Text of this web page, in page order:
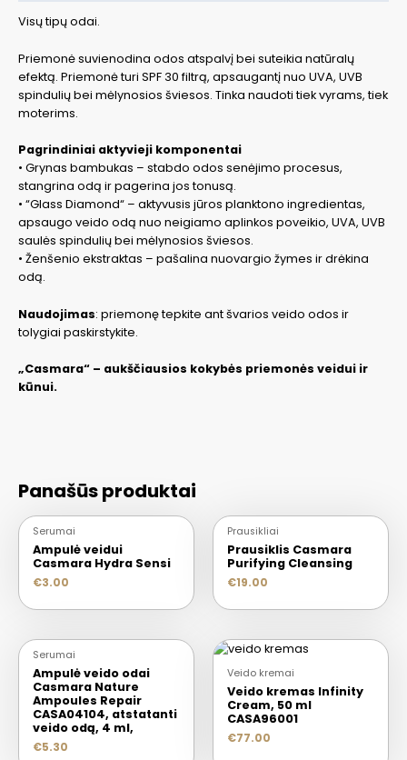
Visų tipų odai.
Priemonė suvienodina odos atspalvį bei suteikia natūralų
efektą. Priemonė turi SPF 30 filtrą, apsaugantį nuo UVA, UVB
spindulių bei mėlynosios šviesos. Tinka naudoti tiek vyrams, tiek
moterims.
Pagrindiniai aktyvieji komponentai
• Grynas bambukas – stabdo odos senėjimo procesus,
stangrina odą ir pagerina jos tonusą.
• “Glass Diamond“ – aktyvusis jūros planktono ingredientas,
apsaugo veido odą nuo neigiamo aplinkos poveikio, UVA, UVB
saulės spindulių bei mėlynosios šviesos.
• Ženšenio ekstraktas – pašalina nuovargio žymes ir drėkina
odą.
Naudojimas: priemonę tepkite ant švarios veido odos ir
tolygiai paskirstykite.
„Casmara“ – aukščiausios kokybės priemonės veidui ir
kūnui.
Panašūs produktai
Serumai
Ampulė veidui
Casmara Hydra Sensi
€3.00
Prausikliai
Prausiklis Casmara
Purifying Cleansing
€19.00
Serumai
Ampulė veido odai
Casmara Nature
Ampoules Repair
CASA04104, atstatanti
veido odą, 4 ml,
€5.30
Veido kremai
Veido kremas Infinity
Cream, 50 ml
CASA96001
€77.00